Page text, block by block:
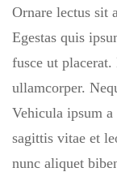
Ornare lectus sit
Egestas quis
fusce ut
ullamcorper.
Vehicula ipsum
sagittis vitae et
nunc aliquet